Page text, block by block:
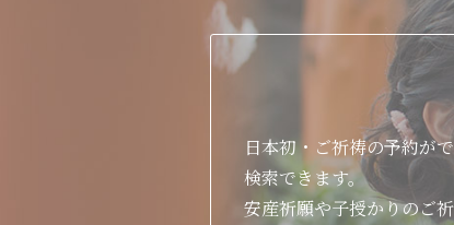
日本初・ご祈祷の予約が
検索できます。
安産祈願や子授かりのご